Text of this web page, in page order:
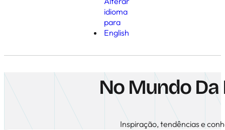
No Mundo Da
Inspiração, tendências e